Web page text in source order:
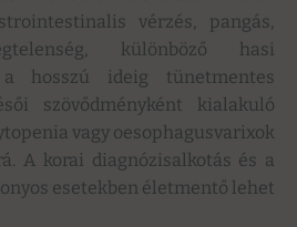
vérzés, pangás,
különböző hasi
hosszú ideig tünetmentes
szövődményként kialakuló
vagy oesophagusvarixok
A korai diagnózisalkotás és a
esetekben életmentő lehet